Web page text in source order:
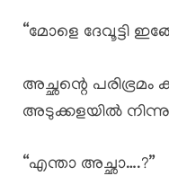
“മോളെ ദേവൂട്ടി
അച്ഛന്റെ പരിഭ്രമം
അടുക്കളയിൽ
“എന്താ അച്ഛാ….?”